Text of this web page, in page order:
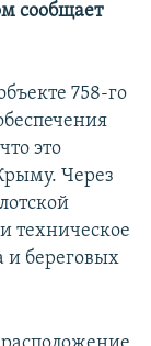
сообщает
758-го
это
Через
техническое
и береговых